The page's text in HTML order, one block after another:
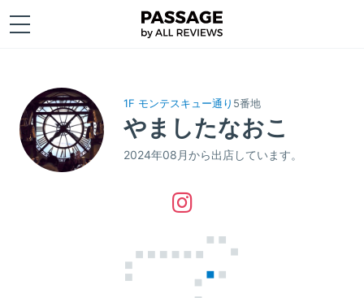
1F モンテスキュー通り 5番地
やましたなおこ
2024年08月から出店しています。